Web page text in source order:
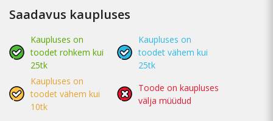
Saadavus kaupluses
Kaupluses on
toodet rohkem kui
25tk
Kaupluses on
toodet vähem kui
25tk
Kaupluses on
toodet vähem kui
10tk
Toode on kaupluses
välja müüdud